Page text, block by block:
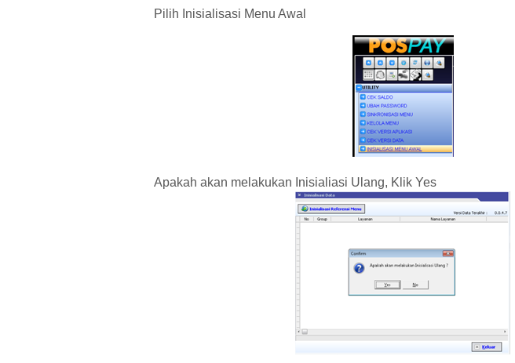
Pilih Inisialisasi Menu Awal
Apakah akan melakukan Inisialiasi Ulang, Klik Yes